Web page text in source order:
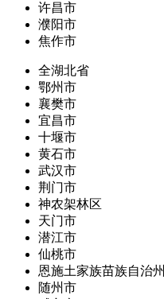
许昌市
濮阳市
焦作市
全湖北省
鄂州市
襄樊市
宜昌市
十堰市
黄石市
武汉市
荆门市
神农架林区
天门市
潜江市
仙桃市
恩施土家族苗族自治州
随州市